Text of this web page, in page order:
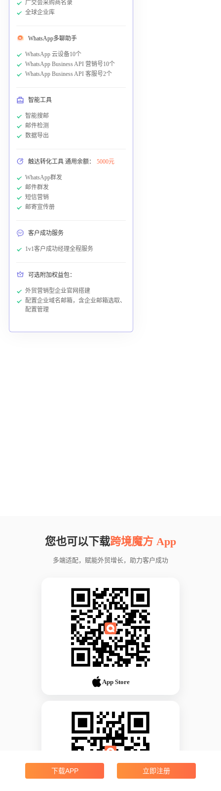
广交会采购商名录
全球企业库
WhatsApp多聊助手
WhatsApp 云设备10个
WhatsApp Business API 营销号10个
WhatsApp Business API 客服号2个
智能工具
智能搜邮
邮件检测
数据导出
触达转化工具 通用余额： 5000元
WhatsApp群发
邮件群发
短信营销
邮寄宣传册
客户成功服务
1v1客户成功经理全程服务
可选附加权益包：
外贸营销型企业官网搭建
配置企业域名邮箱，含企业邮箱选取、
配置管理
您也可以下载跨境魔方 App
多端适配，赋能外贸增长，助力客户成功
App Store
下载APP 立即注册